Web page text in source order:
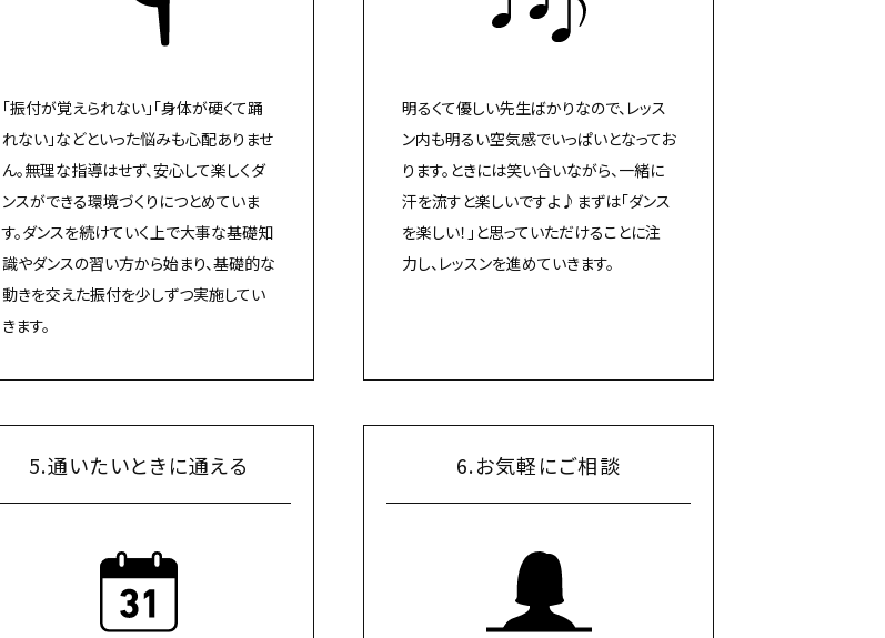
「振付が覚えられない」「身体が硬くて踊
れない」などといった悩みも心配ありませ
ん。無理な指導はせず、安心して楽しくダ
ンスができる環境づくりにつとめていま
す。ダンスを続けていく上で大事な基礎知
識やダンスの習い方から始まり、基礎的な
動きを交えた振付を少しずつ実施してい
きます。
明るくて優しい先生ばかりなので、レッス
ン内も明るい空気感でいっぱいとなってお
ります。ときには笑い合いながら、一緒に
汗を流すと楽しいですよ♪まずは「ダンス
を楽しい！」と思っていただけることに注
力し、レッスンを進めていきます。
5.通いたいときに通える 6.お気軽にご相談